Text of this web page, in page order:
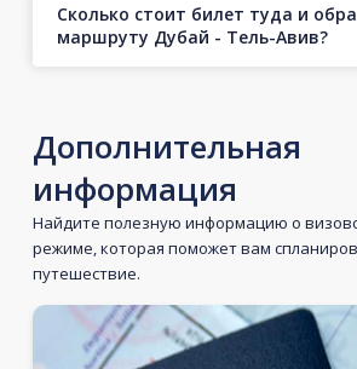
Сколько стоит билет туда и
маршруту Дубай - Тель-Авив?
Дополнительная
информация
Найдите полезную информацию о
режиме, которая поможет вам
путешествие.